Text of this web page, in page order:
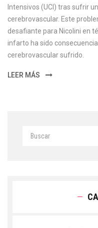
Intensivos (UCI) tras sufrir
cerebrovascular. Este
desafiante para Nicolini en
infarto ha sido
cerebrovascular sufrido.
LEER MÁS